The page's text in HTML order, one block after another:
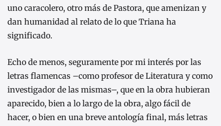
uno caracolero, otro más de Pastora, que amenizan y
dan humanidad al relato de lo que Triana ha
significado.
Echo de menos, seguramente por mi interés por las
letras flamencas –como profesor de Literatura y como
investigador de las mismas–, que en la obra hubieran
aparecido, bien a lo largo de la obra, algo fácil de
hacer, o bien en una breve antología final, más letras